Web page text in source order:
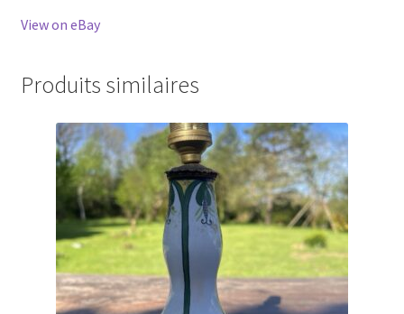
View on eBay
Produits similaires